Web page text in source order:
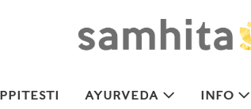
AYURVEDA INFO